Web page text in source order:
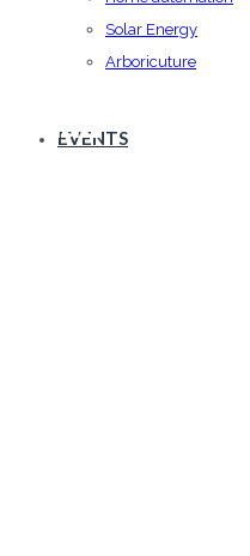
Solar Energy
Arboricuture
EVENTS
Small – With